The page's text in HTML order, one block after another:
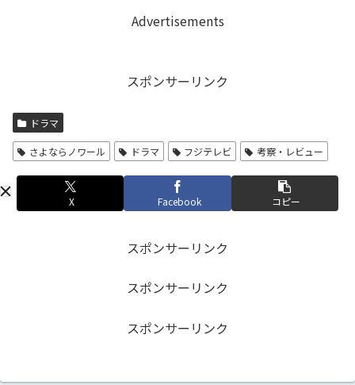
Advertisements
スポンサーリンク
ドラマ
さよならノワール ドラマ フジテレビ 考察・レビュー
X Facebook コピー
スポンサーリンク
スポンサーリンク
スポンサーリンク